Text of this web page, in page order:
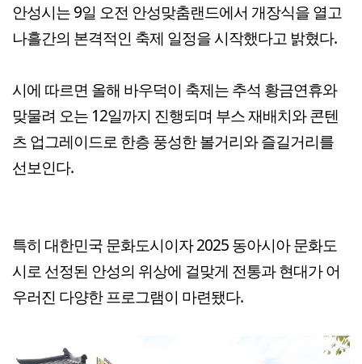
안성시는 9일 오전 안성맞춤랜드에서 개장식을 열고
나흘간의 본격적인 축제 일정을 시작했다고 밝혔다.
시에 따르면 올해 바우덕이 축제는 추석 황금연휴와
맞물려 오는 12일까지 진행되며 부스 재배치와 콘텐
츠 업그레이드로 한층 풍성한 볼거리와 즐길거리를
선보인다.
특히 대한민국 문화도시이자 2025 동아시아 문화도
시로 선정된 안성의 위상에 걸맞게 전통과 현대가 어
우러진 다양한 프로그램이 마련됐다.